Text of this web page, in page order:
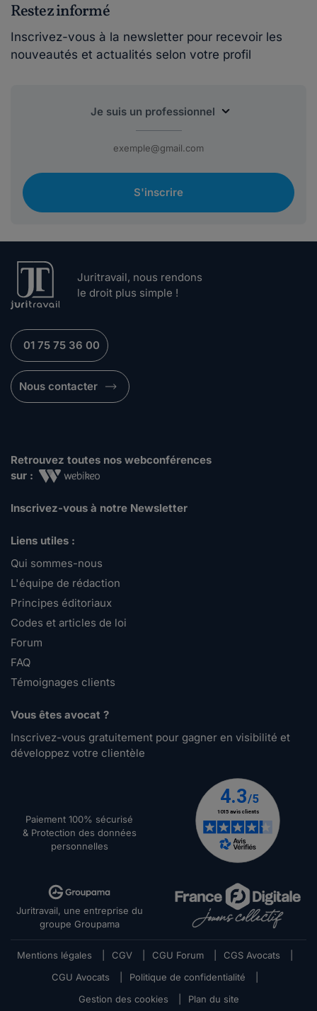
Restez informé
Inscrivez-vous à la newsletter pour recevoir les
nouveautés et actualités selon votre profil
S'inscrire
Juritravail, nous rendons
le droit plus simple !
01 75 75 36 00
Nous contacter
Retrouvez toutes nos webconférences
sur :
Inscrivez-vous à notre Newsletter
Liens utiles :
Qui sommes-nous
L'équipe de rédaction
Principes éditoriaux
Codes et articles de loi
Forum
FAQ
Témoignages clients
Vous êtes avocat ?
Inscrivez-vous gratuitement pour gagner en visibilité et
développez votre clientèle
Paiement 100% sécurisé
& Protection des données
personnelles
Juritravail, une entreprise du
groupe Groupama
Mentions légales CGV CGU Forum CGS Avocats
CGU Avocats
Politique de confidentialité
Gestion des cookies
Plan du site